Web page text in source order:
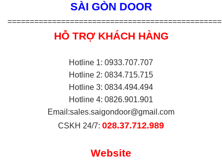
SÀI GÒN DOOR
================================================
HỖ TRỢ KHÁCH HÀNG
Hotline 1: 0933.707.707
Hotline 2: 0834.715.715
Hotline 3: 0834.494.494
Hotline 4: 0826.901.901
Email:sales.saigondoor@gmail.com
CSKH 24/7: 028.37.712.989
Website